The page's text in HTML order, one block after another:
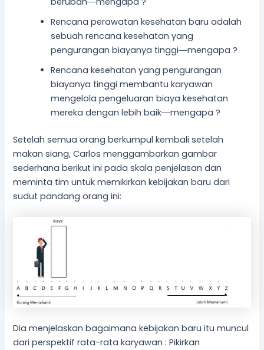
Rencana perawatan kesehatan baru adalah
sebuah rencana kesehatan yang
pengurangan biayanya tinggi―mengapa ?
Rencana kesehatan yang pengurangan
biayanya tinggi membantu karyawan
mengelola pengeluaran biaya kesehatan
mereka dengan lebih baik―mengapa ?
Setelah semua orang berkumpul kembali setelah
makan siang, Carlos menggambarkan gambar
sederhana berikut ini pada skala penjelasan dan
meminta tim untuk memikirkan kebijakan baru dari
sudut pandang orang ini:
Dia menjelaskan bagaimana kebijakan baru itu muncul
dari perspektif rata-rata karyawan : Pikirkan